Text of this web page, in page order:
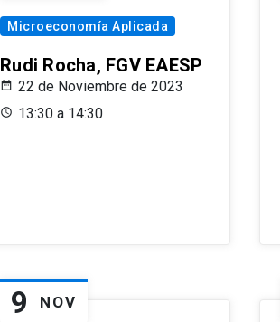
Microeconomía Aplicada
Rudi Rocha, FGV EAESP
22 de Noviembre de 2023
13:30 a 14:30
9 NOV